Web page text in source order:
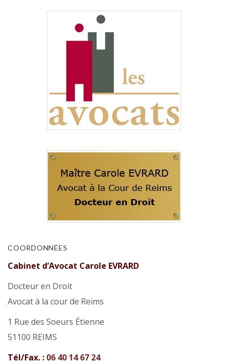
COORDONNÉES
Cabinet d’Avocat Carole EVRARD
Docteur en Droit
Avocat à la cour de Reims
1 Rue des Soeurs Étienne
51100 REIMS
Tél/Fax. : 06 40 14 67 24